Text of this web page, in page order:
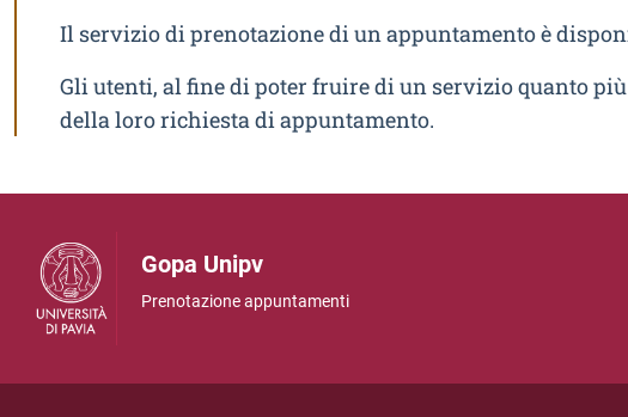
Il servizio di prenotazione di un appuntamento è
Gli utenti, al fine di poter fruire di un servizio quanto
della loro richiesta di appuntamento.
Gopa Unipv
Prenotazione appuntamenti